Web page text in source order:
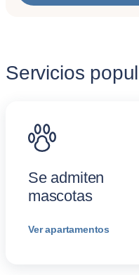
Servicios
Se admiten
mascotas
Ver apartamentos